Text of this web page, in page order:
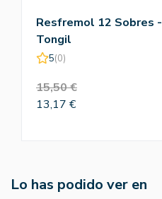
Resfremol 12 Sobres -
Tongil
5(0)
15,50 €
13,17 €
Lo has podido ver en